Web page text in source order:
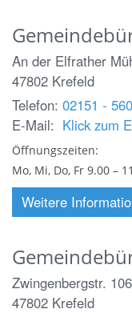
An der Elfrather
47802 Krefeld
Telefon: 02151 -
E-Mail: Klick zum
Öffnungszeiten:
Mo, Mi, Do, Fr 9.00 –
Weitere
Zwingenbergstr.
47802 Krefeld